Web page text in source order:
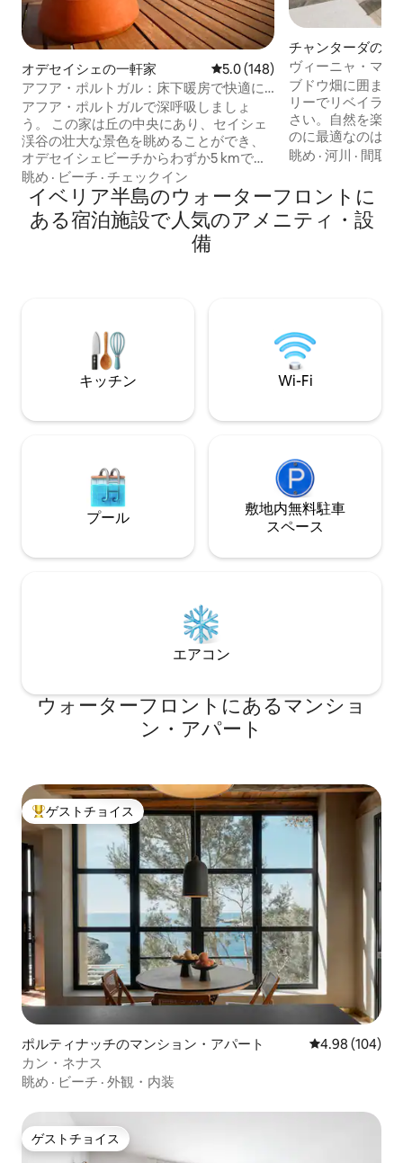
オデセイシェの一軒家 レビュー148件、5つ星中5.0つ
5.0 (148)
アフア・ポルトガル：床下暖房で快適に
リラックス
アフア・ポルトガルで深呼吸しましょ
う。 この家は丘の中央にあり、セイシェ
渓谷の壮大な景色を眺めることができ、
オデセイシェビーチからわずか5 kmで
す。 この家は真新しく建てられたもの
で、床暖房、高速ファイバーインターネ
ット、快適なボックススプリングマット
レス、広々とした屋外パティオなど、あ
らゆる快適さを備えています。 180.000
眺め · ビーチ · チェックイン
チャンターダの土
ヴィーニャ・マル
サクラの中心部に
ブドウ畑に囲まれ
リーでリベイラ
さい。自然を楽し
のに最適なのは、
と周囲を囲む雄大
るサービスを備えた
環境が提供する
みてください。そ
眺め ·河川 · 間取り
イベリア半島のウォーターフロントに
ある宿泊施設で人気のアメニティ・設
備
キッチン Wi-Fi
プール
敷地内無料駐⁠車
ス⁠ペ⁠ー⁠ス
エアコン
ウォーターフロントにあるマンショ
ン・アパート
大好評のゲストチョイスです。
ゲストチョイス
ポルティナッチのマンション・アパート レビュー104
4.98 (104)
カン・ネナス
眺め · ビーチ · 外観・内装
ゲストチョイス
ゲストチョイス